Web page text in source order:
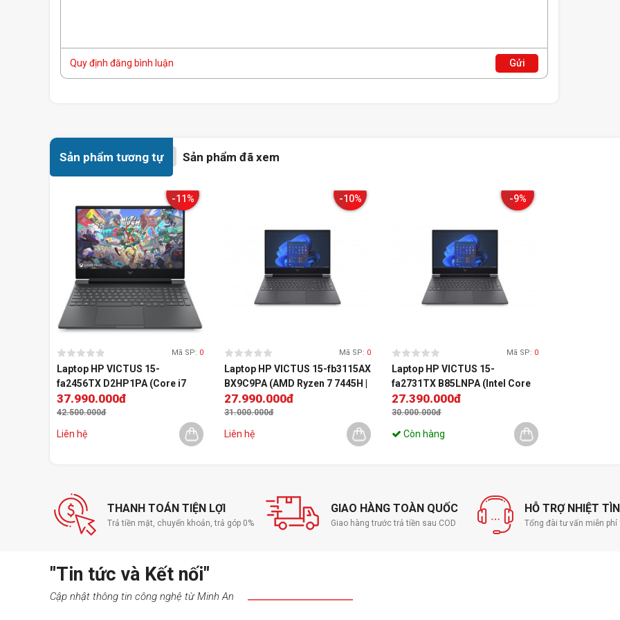
đại nhưng không kém phần sang trọng, cá tính. Sở hữu bàn phím Fullsize cho bạn thao tác dễ dàng, bàn phím của
máy tính xách tay hpcó khoảng cách vừa phải, phím nảy độ sâu tốt giúp thao tác chính xác ở mọi môi trường khi
sử dụng giúp tối đa hóa thời gian của bạn. Touchpad mượt mà sẵn sàng cho bạn sử dụng nhiều giờ mà không gây
bết dính.
Hình ảnh sắc nét, tần số quét ấn tượng
Không gian hiển thị lớn nhờ kích thước màn hình 16 inch cùng độ phân giải Full HD cùng tần số quét 144Hz cho
Quy định đăng bình luận Gửi
Sản phẩm tương tự Sản phẩm đã xem
-11%
Mã SP: 0
Laptop HP VICTUS 15-
fa2456TX D2HP1PA (Core i7
13620H| RTX 5050 8GB | 15.6
inch FHD 144Hz | 16GB | 512GB |
Win 11 | Đen)
37.990.000đ
42.500.000đ
Liên hệ
-10%
Mã SP: 0
Laptop HP VICTUS 15-fb3115AX
BX9C9PA (AMD Ryzen 7 7445H |
RTX 4050 | 15.6 inch FHD 144Hz
| 16GB | 512GB | Win 11 | Đen)
27.990.000đ
31.000.000đ
Liên hệ
-9%
Mã SP: 0
Laptop HP VICTUS 15-
fa2731TX B85LNPA (Intel Core
i5-13420H | RTX 3050 | 15.6 inch
FHD 144Hz | 16GB | 512GB | Win
11 | Đen)
27.390.000đ
30.000.000đ
Còn hàng
THANH TOÁN TIỆN LỢI
Trả tiền mặt, chuyển khoản, trả góp 0%
GIAO HÀNG TOÀN QUỐC
Giao hàng trước trả tiền sau COD
HỖ TRỢ NHIỆT
Tổng đài tư vấn miễn phí
"Tin tức và Kết nối"
Cập nhật thông tin công nghệ từ Minh An